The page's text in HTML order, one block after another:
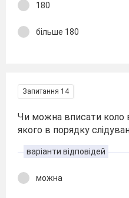
180
більше 180
Запитання 14
Чи можна вписати коло
якого в порядку
варіанти відповідей
можна